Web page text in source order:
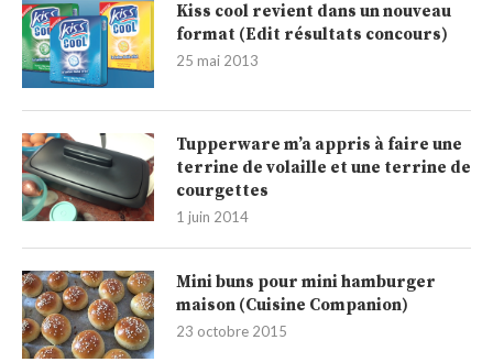
Kiss cool revient dans un nouveau
format (Edit résultats concours)
25 mai 2013
Tupperware m’a appris à faire une
terrine de volaille et une terrine de
courgettes
1 juin 2014
Mini buns pour mini hamburger
maison (Cuisine Companion)
23 octobre 2015